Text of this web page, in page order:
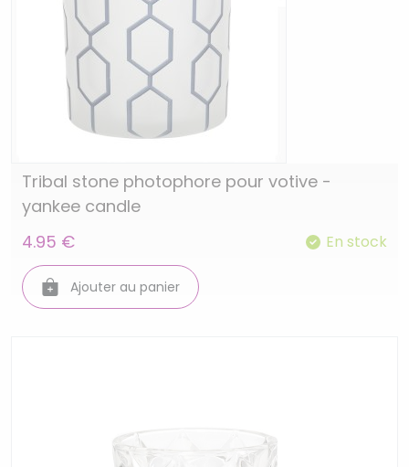
Tribal stone photophore pour votive -
yankee candle
4.95 €
En stock
Ajouter au panier